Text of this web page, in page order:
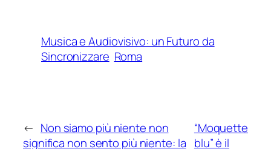
Musica e Audiovisivo: un Futuro da
Sincronizzare Roma
← Non siamo più niente non
significa non sento più niente: la
“Moquette
blu” è il